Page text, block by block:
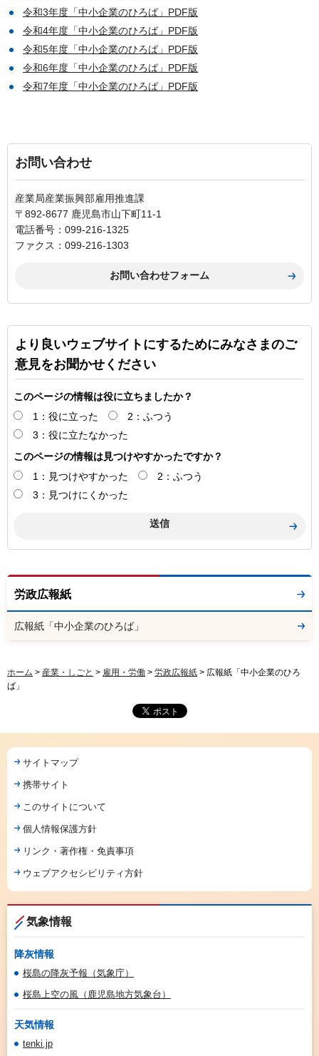
令和3年度「中小企業のひろば」PDF版
令和4年度「中小企業のひろば」PDF版
令和5年度「中小企業のひろば」PDF版
令和6年度「中小企業のひろば」PDF版
令和7年度「中小企業のひろば」PDF版
お問い合わせ
産業局産業振興部雇用推進課
〒892-8677 鹿児島市山下町11-1
電話番号：099-216-1325
ファクス：099-216-1303
より良いウェブサイトにするためにみなさまのご
意見をお聞かせください
このページの情報は役に立ちましたか？
1：役に立った
2：ふつう
3：役に立たなかった
このページの情報は見つけやすかったですか？
1：見つけやすかった
2：ふつう
3：見つけにくかった
労政広報紙
広報紙「中小企業のひろば」
ホーム > 産業・しごと > 雇用・労働 > 労政広報紙 > 広報紙「中小企業のひろ
ば」
サイトマップ
携帯サイト
このサイトについて
個人情報保護方針
リンク・著作権・免責事項
ウェブアクセシビリティ方針
気象情報
降灰情報
桜島の降灰予報（気象庁）
桜島上空の風（鹿児島地方気象台）
天気情報
tenki.jp